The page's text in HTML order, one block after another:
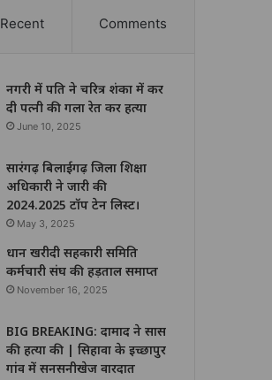
Recent Comments
नगरी में पति ने चरित्र शंका में कर
दी पत्नी की गला रेत कर हत्या
June 10, 2025
सारंगढ़ बिलाईगढ़ जिला शिक्षा
अधिकारी ने जारी की
2024.2025 टॉप टेन लिस्ट।
May 3, 2025
धान खरीदी सहकारी समिति
कर्मचारी संघ की हड़ताल समाप्त
November 16, 2025
BIG BREAKING: दामाद ने सास
की हत्या की | सिहावा के इच्छापुर
गांव में सनसनीखेज वारदात